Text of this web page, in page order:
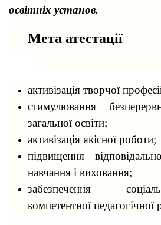
освітніх установ.
Мета атестації
активізація творчої
стимулювання
загальної освіти;
активізація якісної роботи;
підвищення
навчання і виховання;
забезпечення
компетентної педагогічної